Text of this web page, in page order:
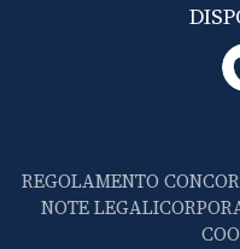
REGOLAMENTO
NOTE LEGALI